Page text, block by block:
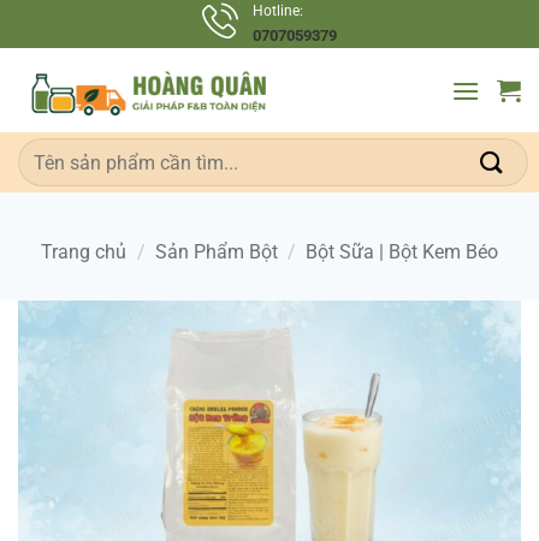
qua
dung
Hotline:
0707059379
Tìm
kiếm:
Trang chủ / Sản Phẩm Bột / Bột Sữa | Bột Kem Béo